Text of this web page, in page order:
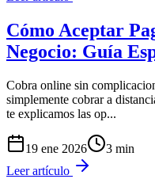
Cómo Aceptar
Negocio: Guía
Cobra online sin
simplemente cobrar a
te explicamos las op...
19 ene 2026 3 min
Leer artículo